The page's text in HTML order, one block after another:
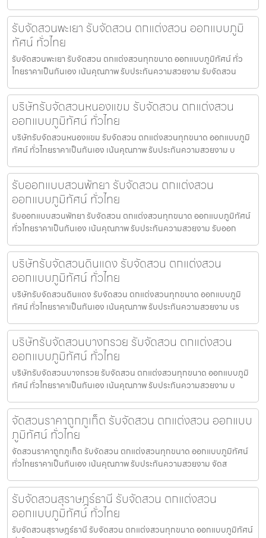
รับจัดสวนพะเยา รับจัดสวน ตกแต่งสวน ออกแบบภูมิ
ทัศน์ ทั่วไทย
รับจัดสวนพะเยา รับจัดสวน ตกแต่งสวนทุกขนาด ออกแบบภูมิทัศน์ ทั่ว
ไทยราคาเป็นกันเอง เน้นคุณภาพ รับประกันความสวยงาม รับจัดสวน
บริษัทรับจัดสวนหนองแขม รับจัดสวน ตกแต่งสวน
ออกแบบภูมิทัศน์ ทั่วไทย
บริษัทรับจัดสวนหนองแขม รับจัดสวน ตกแต่งสวนทุกขนาด ออกแบบภูมิ
ทัศน์ ทั่วไทยราคาเป็นกันเอง เน้นคุณภาพ รับประกันความสวยงาม บ
รับออกแบบสวนพัทยา รับจัดสวน ตกแต่งสวน
ออกแบบภูมิทัศน์ ทั่วไทย
รับออกแบบสวนพัทยา รับจัดสวน ตกแต่งสวนทุกขนาด ออกแบบภูมิทัศน์
ทั่วไทยราคาเป็นกันเอง เน้นคุณภาพ รับประกันความสวยงาม รับออก
บริษัทรับจัดสวนดินแดง รับจัดสวน ตกแต่งสวน
ออกแบบภูมิทัศน์ ทั่วไทย
บริษัทรับจัดสวนดินแดง รับจัดสวน ตกแต่งสวนทุกขนาด ออกแบบภูมิ
ทัศน์ ทั่วไทยราคาเป็นกันเอง เน้นคุณภาพ รับประกันความสวยงาม บร
บริษัทรับจัดสวนบางกรวย รับจัดสวน ตกแต่งสวน
ออกแบบภูมิทัศน์ ทั่วไทย
บริษัทรับจัดสวนบางกรวย รับจัดสวน ตกแต่งสวนทุกขนาด ออกแบบภูมิ
ทัศน์ ทั่วไทยราคาเป็นกันเอง เน้นคุณภาพ รับประกันความสวยงาม บ
จัดสวนราคาถูกภูเก็ต รับจัดสวน ตกแต่งสวน ออกแบบ
ภูมิทัศน์ ทั่วไทย
จัดสวนราคาถูกภูเก็ต รับจัดสวน ตกแต่งสวนทุกขนาด ออกแบบภูมิทัศน์
ทั่วไทยราคาเป็นกันเอง เน้นคุณภาพ รับประกันความสวยงาม จัดส
รับจัดสวนสุราษฎร์ธานี รับจัดสวน ตกแต่งสวน
ออกแบบภูมิทัศน์ ทั่วไทย
รับจัดสวนสุราษฎร์ธานี รับจัดสวน ตกแต่งสวนทุกขนาด ออกแบบภูมิทัศน์